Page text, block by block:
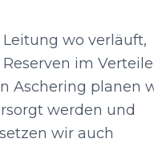
wo verläuft,
im
Aschering planen
werden und
wir auch